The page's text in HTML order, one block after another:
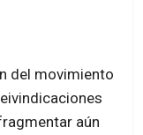
del movimiento
aún